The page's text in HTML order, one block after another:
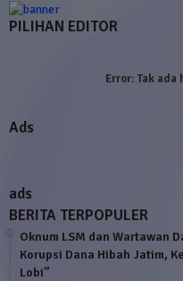
PILIHAN EDITOR
Error:Tak ada
Ads
ads
BERITA TERPOPULER
Oknum LSM dan Wartawan
Korupsi Dana Hibah Jatim,
Lobi”